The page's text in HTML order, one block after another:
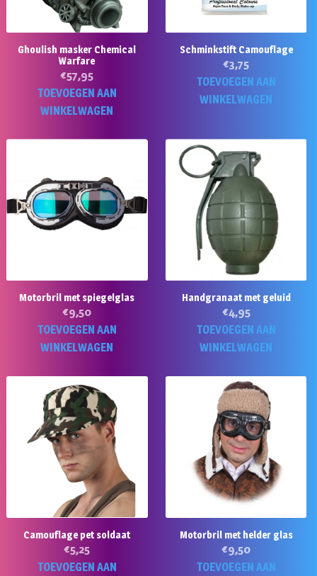
productpagina
Ghoulish masker Chemical
Warfare
€57,95
TOEVOEGEN AAN
WINKELWAGEN
Schminkstift Camouflage
€3,75
TOEVOEGEN AAN
WINKELWAGEN
Motorbril met spiegelglas
€9,50
TOEVOEGEN AAN
WINKELWAGEN
Handgranaat met geluid
€4,95
TOEVOEGEN AAN
WINKELWAGEN
Camouflage pet soldaat
€5,25
TOEVOEGEN AAN
Motorbril met helder glas
€9,50
TOEVOEGEN AAN